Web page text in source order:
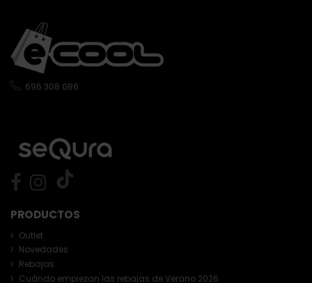
PRODUCTOS
Outlet
Novedades
Rebajas
Cuándo empiezan las rebajas de Verano 2026
696 308 086